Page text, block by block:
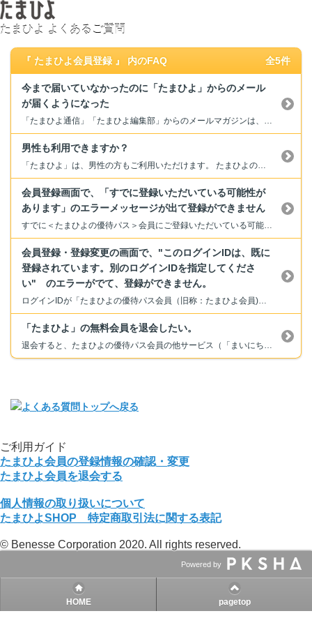
たまひよ よくあるご質問
『 たまひよ会員登録 』 内のFAQ 全5件
今まで届いていなかったのに「たまひよ」からのメール
が届くようになった
男性も利用できますか？
会員登録画面で、「すでに登録いただいている可能性が
あります」のエラーメッセージが出て登録ができません
会員登録・登録変更の画面で、"このログインIDは、既に
登録されています。別のログインIDを指定してくださ
い" のエラーがでて、登録ができません。
「たまひよ」の無料会員を退会したい。
ご利用ガイド
たまひよ会員の登録情報の確認・変更
たまひよ会員を退会する
個人情報の取り扱いについて
たまひよSHOP 特定商取引法に関する表記
© Benesse Corporation 2020. All rights reserved.
Powered by
HOME pagetop